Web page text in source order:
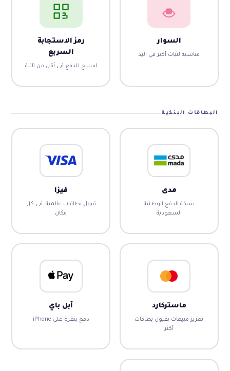
السوار
مناسبة لثبات أكبر في اليد
رمز الاستجابة
السريع
امسح للدفع في أقل من ثانية
البطاقات البنكية
مدى
شبكة الدفع الوطنية
السعودية
فيزا
قبول بطاقات عالمية، في كل
مكان
ماستركارد
تعزيز مبيعات بقبول بطاقات
أكثر
آبل باي
دفع بنقرة على iPhone